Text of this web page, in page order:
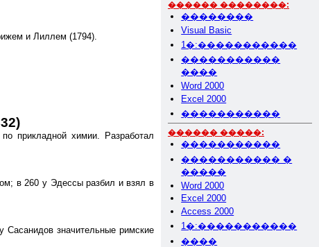
и Лиллем (1794).
прикладной химии. Разработал
в 260 у Эдессы разбил и взял в
значительные римские
������ ��������:
��������
Visual Basic
1�:�����������
�����������
����
Word 2000
Excel 2000
�����������
������ �����:
�����������
����������� �
�����
Word 2000
Excel 2000
Access 2000
1�:�����������
����